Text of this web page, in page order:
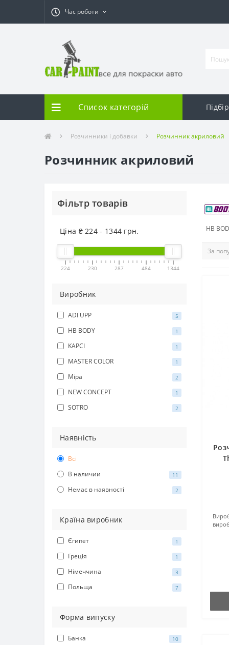
Час роботи
Список категорій
Розчинники і добавки Розчинник акриловий
Розчинник акриловий
Фільтр товарів
Ціна ₴224 - 1344 грн.
224 230 287 484 1344
Виробник
ADI UPP 5
HB BODY 1
KAPCI 1
MASTER COLOR 1
Mipa 2
NEW CONCEPT 1
SOTRO 2
Наявність
Всі
В наличии
11
Немає в наявності 2
Країна виробник
Єгипет 1
Греція 1
Німеччина 3
Польща 7
Форма випуску
Банка 10
HB